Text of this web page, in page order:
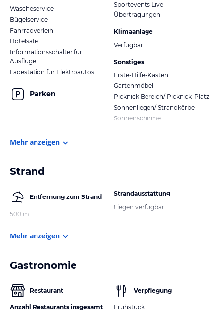
Wäscheservice
Bügelservice
Fahrradverleih
Hotelsafe
Informationsschalter für
Ausflüge
Ladestation für Elektroautos
Parken
Sportevents Live-
Übertragungen
Klimaanlage
Verfügbar
Sonstiges
Erste-Hilfe-Kasten
Gartenmöbel
Picknick Bereich/ Picknick-Platz
Sonnenliegen/ Strandkörbe
Sonnenschirme
Mehr anzeigen
Strand
Entfernung zum Strand
500 m
Strandausstattung
Liegen verfügbar
Mehr anzeigen
Gastronomie
Restaurant
Anzahl Restaurants insgesamt
Verpflegung
Frühstück